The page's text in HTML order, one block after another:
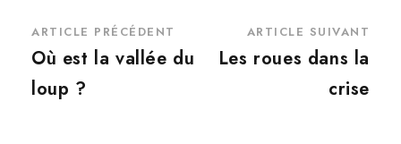
ARTICLE PRÉCÉDENT
Où est la vallée du
loup ?
ARTICLE SUIVANT
Les roues dans la
crise